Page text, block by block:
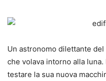
Un astronomo dilettante
che volava intorno alla
testare la sua nuova